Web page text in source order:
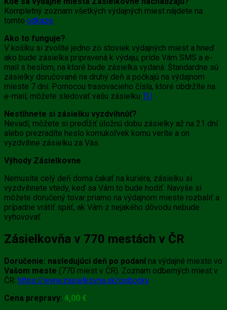
Kompletný zoznam všetkých výdajných miest nájdete na
tomto odkaze
Ako to funguje?
V košíku si zvolíte jedno zo stoviek výdajných miest a hneď
ako bude zásielka pripravená k výdaju, príde Vám SMS a e-
mail s heslom, na ktoré bude zásielka vydaná. Štandardne sú
zásielky doručované na druhý deň a počkajú na výdajnom
mieste 7 dní. Pomocou trasovacieho čísla, ktoré obdržíte na
e-mail, môžete sledovať vašu zásielku TU
Nestihnete si zásielku vyzdvihnúť?
Nevadí, môžete si predĺžiť úložnú dobu zásielky až na 21 dní
alebo prezradíte heslo komukoľvek komu veríte a on
vyzdvihne zásielku za Vás.
Výhody Zásielkovne
Nemusíte celý deň doma čakať na kuriéra, zásielku si
vyzdvihnete vtedy, keď sa Vám to bude hodiť. Navyše si
môžete doručený tovar priamo na výdajnom mieste rozbaliť a
prípadne vrátiť späť, ak Vám z nejakého dôvodu nebude
vyhovovať.
Zásielkovňa v 770 mestách v ČR
Doručenie: nasledujúci deň po podanína výdajné miesto vo
Vašom meste (770 miest v ČR). Zoznam odberných miest v
ČR: https://www.zasielkovna.sk/pobocky
Cena prepravy: 4,00 €